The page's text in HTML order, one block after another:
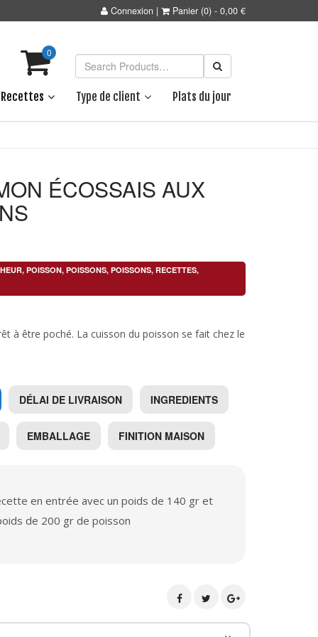
Connexion | Panier (0) - 0,00 €
0
Recettes Type de client Plats du jour
ÉCOSSAIS AUX
, POISSON, POISSONS, POISSONS, RECETTES,
à être poché. La cuisson du poisson se fait chez le
DÉLAI DE LIVRAISON INGREDIENTS
EMBALLAGE FINITION MAISON
en entrée avec un poids de 140 gr et
de 200 gr de poisson